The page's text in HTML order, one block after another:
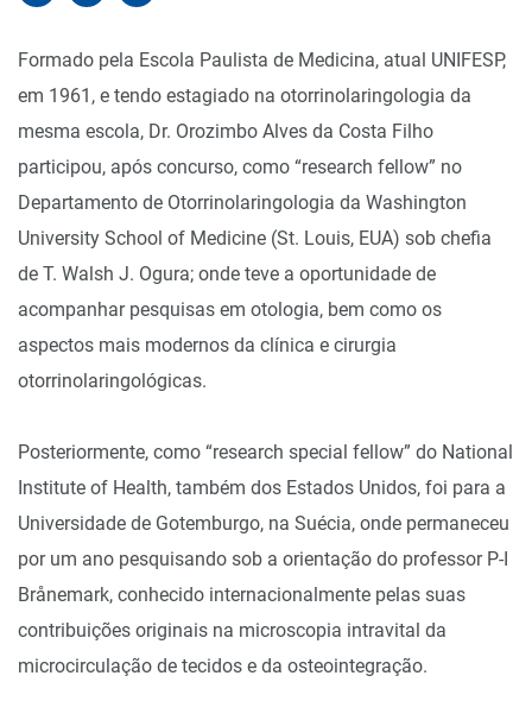
Formado pela Escola Paulista de Medicina, atual UNIFESP,
em 1961, e tendo estagiado na otorrinolaringologia da
mesma escola, Dr. Orozimbo Alves da Costa Filho
participou, após concurso, como “research fellow” no
Departamento de Otorrinolaringologia da Washington
University School of Medicine (St. Louis, EUA) sob chefia
de T. Walsh J. Ogura; onde teve a oportunidade de
acompanhar pesquisas em otologia, bem como os
aspectos mais modernos da clínica e cirurgia
otorrinolaringológicas.
Posteriormente, como “research special fellow” do National
Institute of Health, também dos Estados Unidos, foi para a
Universidade de Gotemburgo, na Suécia, onde permaneceu
por um ano pesquisando sob a orientação do professor P-I
Brånemark, conhecido internacionalmente pelas suas
contribuições originais na microscopia intravital da
microcirculação de tecidos e da osteointegração.